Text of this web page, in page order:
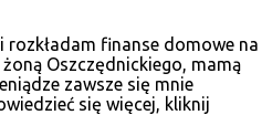
rozkładam finanse domowe na
Oszczędnickiego, mamą
zawsze się mnie
się więcej, kliknij